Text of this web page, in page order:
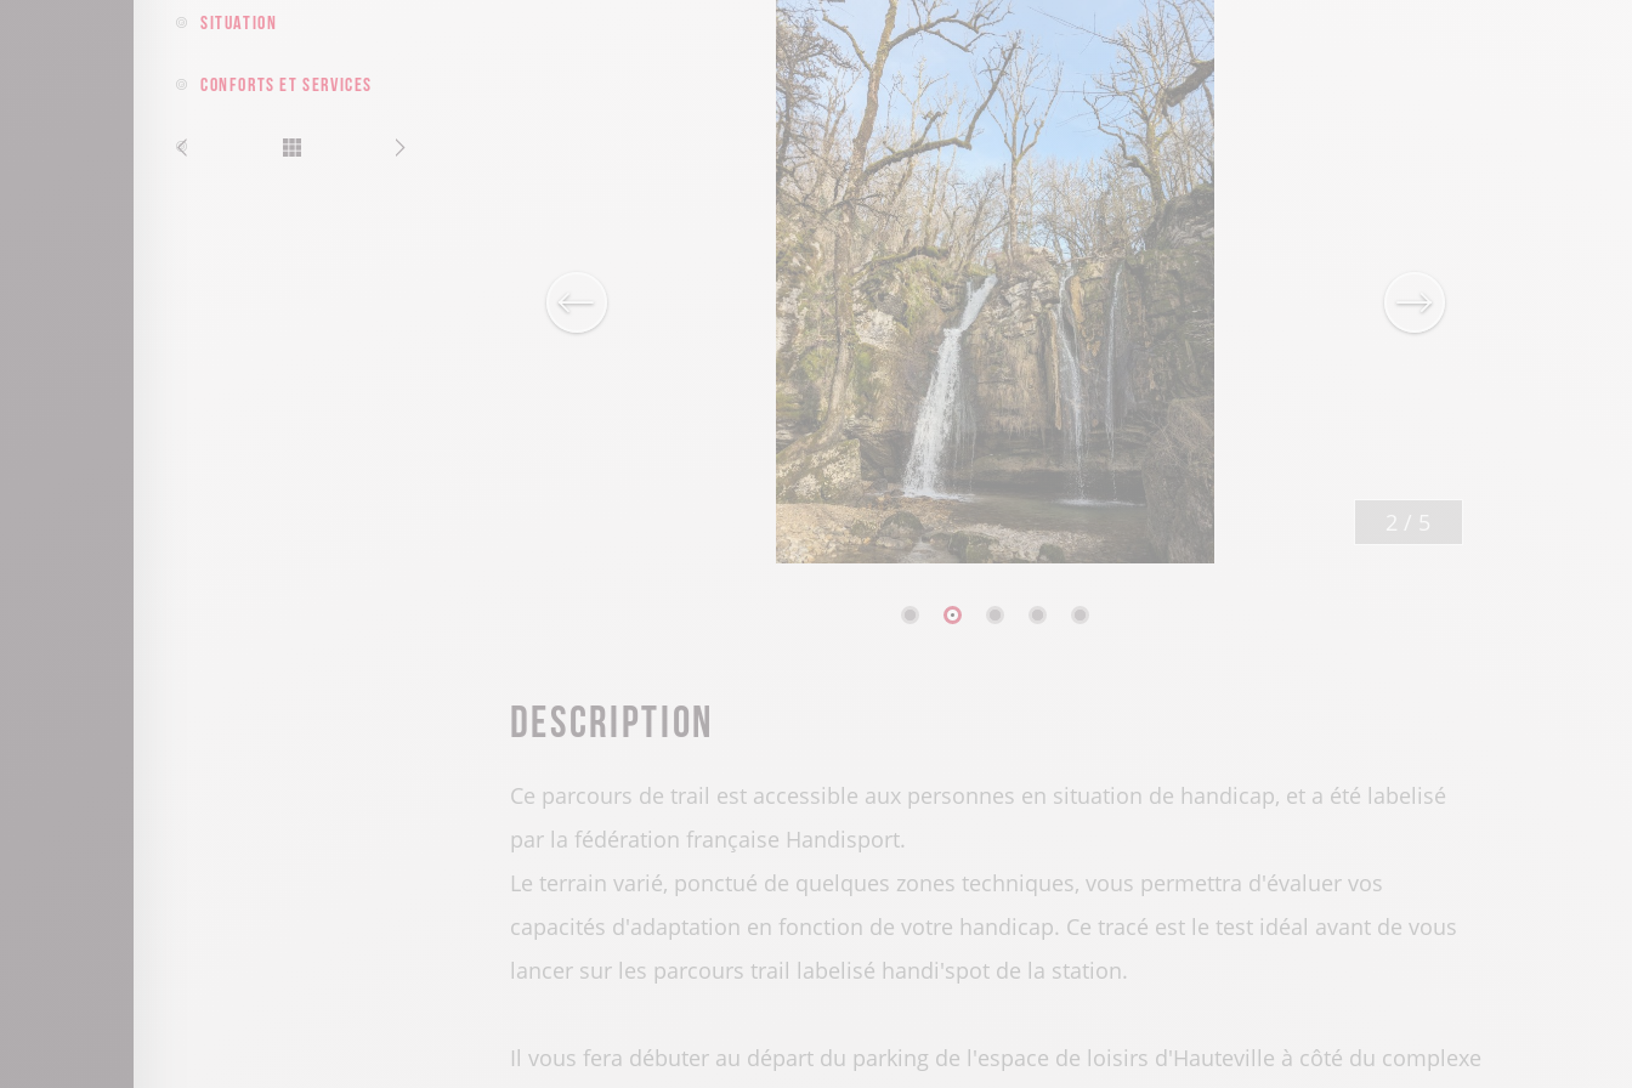
Situation
Conforts et services
2 / 5
Description
Ce parcours de trail est accessible aux personnes en situation de handicap, et a été labelisé
par la fédération française Handisport.
Le terrain varié, ponctué de quelques zones techniques, vous permettra d'évaluer vos
capacités d'adaptation en fonction de votre handicap. Ce tracé est le test idéal avant de vous
lancer sur les parcours trail labelisé handi'spot de la station.
Il vous fera débuter au départ du parking de l'espace de loisirs d'Hauteville à côté du complexe